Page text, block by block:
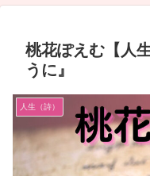
桃花ぽえむ【人
うに』
人生（詩）